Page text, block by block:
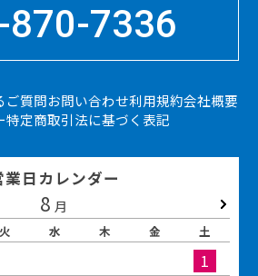
870-7336
ご質問お問い合わせ利用規約会社概要
特定商取引法に基づく表記
業日カレンダー
8 月
火 水 木 金 土
1